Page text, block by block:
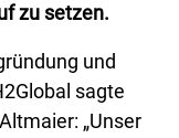
zu setzen.
und
sagte
„Unser